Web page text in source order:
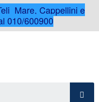
Mare, Cappellini e
010/600900